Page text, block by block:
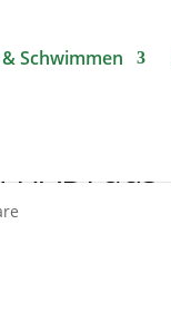
Schwimmen
aus